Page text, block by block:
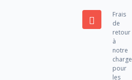
Frais
de
retour
à
notre
charge
pour
les